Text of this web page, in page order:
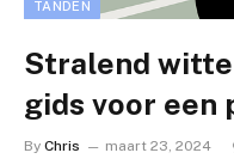
TANDEN
Stralend
gids voor
By Chris maart 23, 2024